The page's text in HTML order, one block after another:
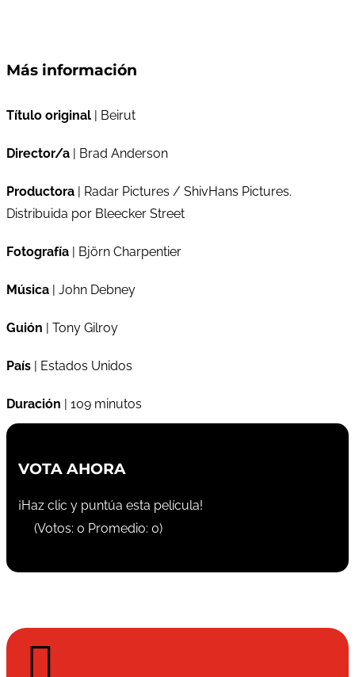
Más información
Título original | Beirut
Director/a | Brad Anderson
Productora | Radar Pictures / ShivHans Pictures.
Distribuida por Bleecker Street
Fotografía | Björn Charpentier
Música | John Debney
Guión | Tony Gilroy
País | Estados Unidos
Duración | 109 minutos
VOTA AHORA
¡Haz clic y puntúa esta película!
(Votos: 0 Promedio: 0)
